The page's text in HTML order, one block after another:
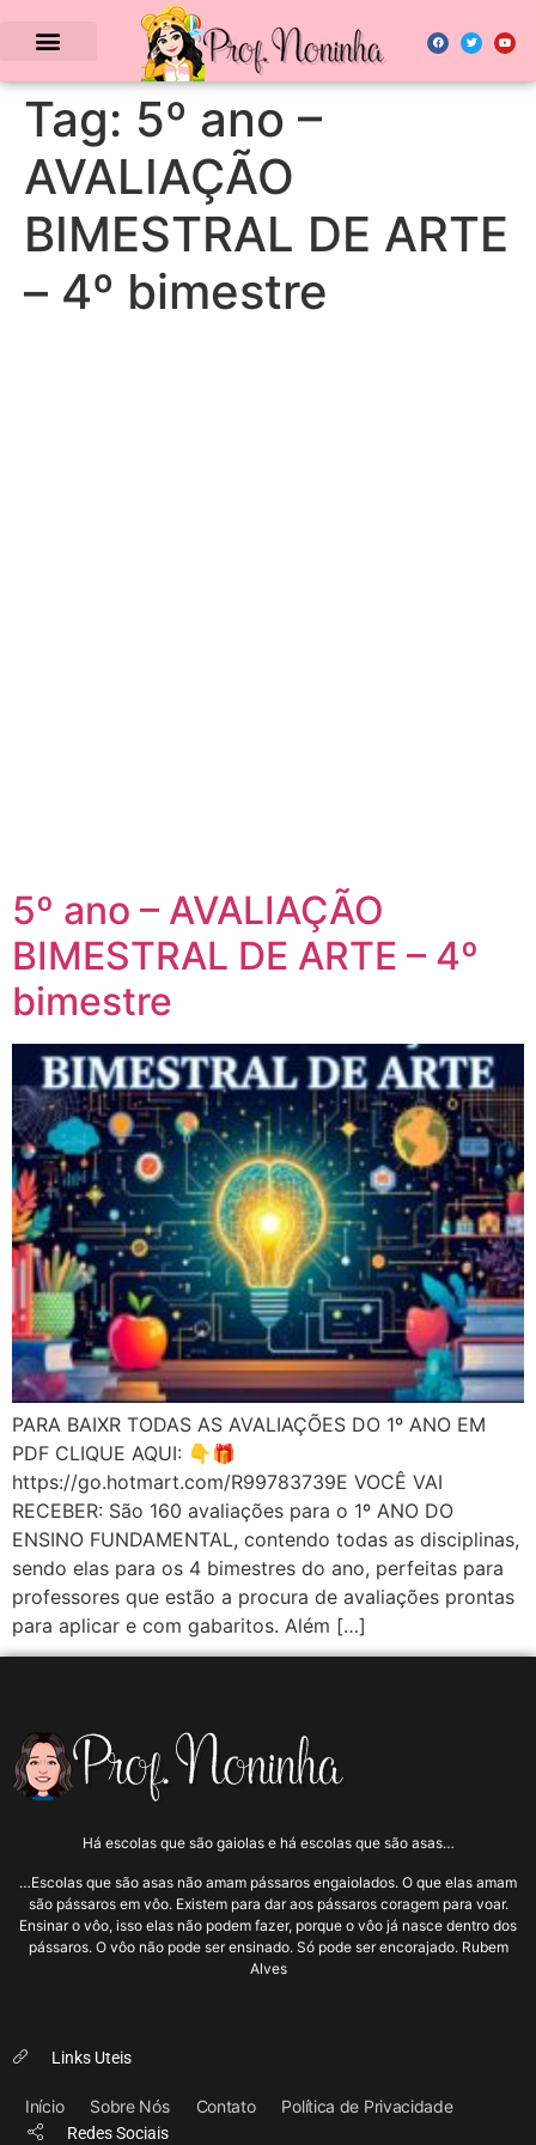
Tag: 5º ano –
AVALIAÇÃO
BIMESTRAL DE ARTE
– 4º bimestre
5º ano – AVALIAÇÃO
BIMESTRAL DE ARTE – 4º
bimestre
PARA BAIXR TODAS AS AVALIAÇÕES DO 1º ANO EM
PDF CLIQUE AQUI: 👇🎁
https://go.hotmart.com/R99783739E VOCÊ VAI
RECEBER: São 160 avaliações para o 1º ANO DO
ENSINO FUNDAMENTAL, contendo todas as disciplinas,
sendo elas para os 4 bimestres do ano, perfeitas para
professores que estão a procura de avaliações prontas
para aplicar e com gabaritos. Além […]
Há escolas que são gaiolas e há escolas que são asas…
…Escolas que são asas não amam pássaros engaiolados. O que elas amam
são pássaros em vôo. Existem para dar aos pássaros coragem para voar.
Ensinar o vôo, isso elas não podem fazer, porque o vôo já nasce dentro dos
pássaros. O vôo não pode ser ensinado. Só pode ser encorajado. Rubem
Alves
Links Uteis
Início Sobre Nós Contato Política de Privacidade
Redes Sociais